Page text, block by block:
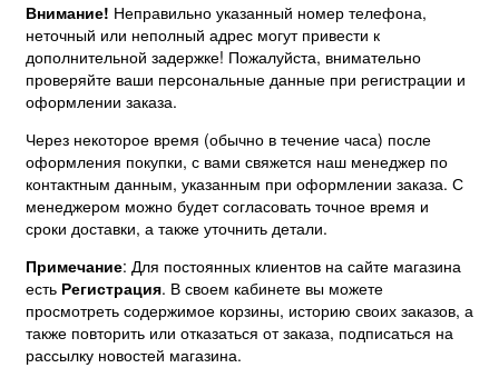
Внимание! Неправильно указанный номер телефона,
неточный или неполный адрес могут привести к
дополнительной задержке! Пожалуйста, внимательно
проверяйте ваши персональные данные при регистрации и
оформлении заказа.
Через некоторое время (обычно в течение часа) после
оформления покупки, с вами свяжется наш менеджер по
контактным данным, указанным при оформлении заказа. С
менеджером можно будет согласовать точное время и
сроки доставки, а также уточнить детали.
Примечание: Для постоянных клиентов на сайте магазина
есть Регистрация. В своем кабинете вы можете
просмотреть содержимое корзины, историю своих заказов, а
также повторить или отказаться от заказа, подписаться на
рассылку новостей магазина.